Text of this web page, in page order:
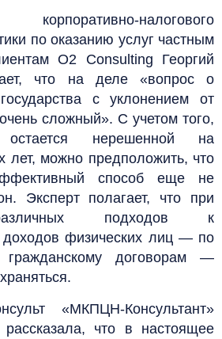
налогового
по оказанию услуг частным
O2 Consulting Георгий
что на деле «вопрос о
с уклонением от
сложный». С учетом того,
нерешенной на
лет, можно предположить, что
способ еще не
Эксперт полагает, что при
подходов к
доходов физических лиц — по
договорам —
«МКПЦН-Консультант»
что в настоящее